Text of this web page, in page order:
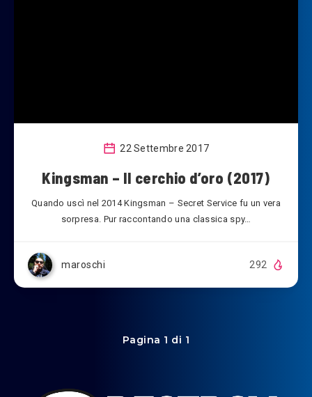
22 Settembre 2017
Kingsman – Il cerchio d’oro (2017)
Quando uscì nel 2014 Kingsman – Secret Service fu un vera
sorpresa. Pur raccontando una classica spy…
maroschi 292
Pagina 1 di 1